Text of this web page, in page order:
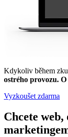
Kdykoliv během
ostrého provozu.
Vyzkoušet zdarma
Chcete web,